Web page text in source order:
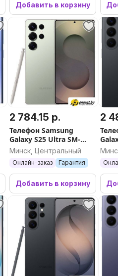
Добавить в корзину
2 784.15 р.
Телефон Samsung
Galaxy S25 Ultra SM-
S938B 12GB/256GB
(зеленый титан)
Минск, Центральный
Онлайн-заказ Гарантия
Добавить в корзину
2